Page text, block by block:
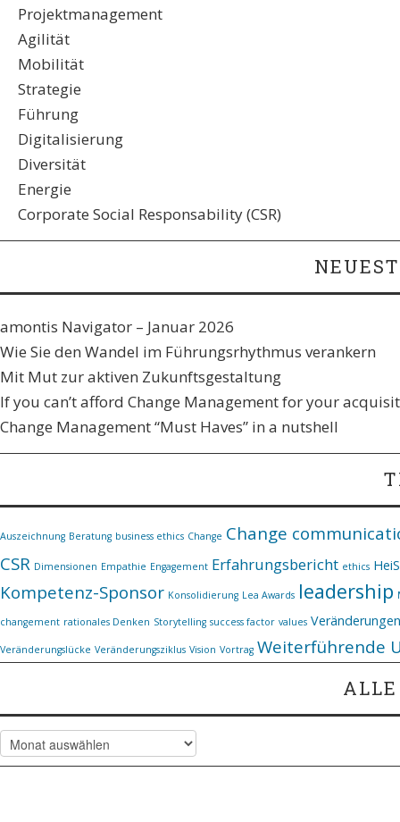
Projektmanagement
Agilität
Mobilität
Strategie
Führung
Digitalisierung
Diversität
Energie
Corporate Social Responsability (CSR)
amontis Navigator – Januar 2026
Wie Sie den Wandel im Führungsrhythmus verankern​
Mit Mut zur aktiven Zukunftsgestaltung
If you can’t afford Change Management for your
Change Management “Must Haves” in a nutshell
Auszeichnung Beratung business ethics Change Change
CSR Dimensionen Empathie Engagement Erfahrungsbericht ethics
Kompetenz-Sponsor Konsolidierung Lea Awards leadership
changement rationales Denken Storytelling success factor values Veränderungen
Veränderungslücke Veränderungsziklus Vision Vortrag Weiterführende
Alle Artikel